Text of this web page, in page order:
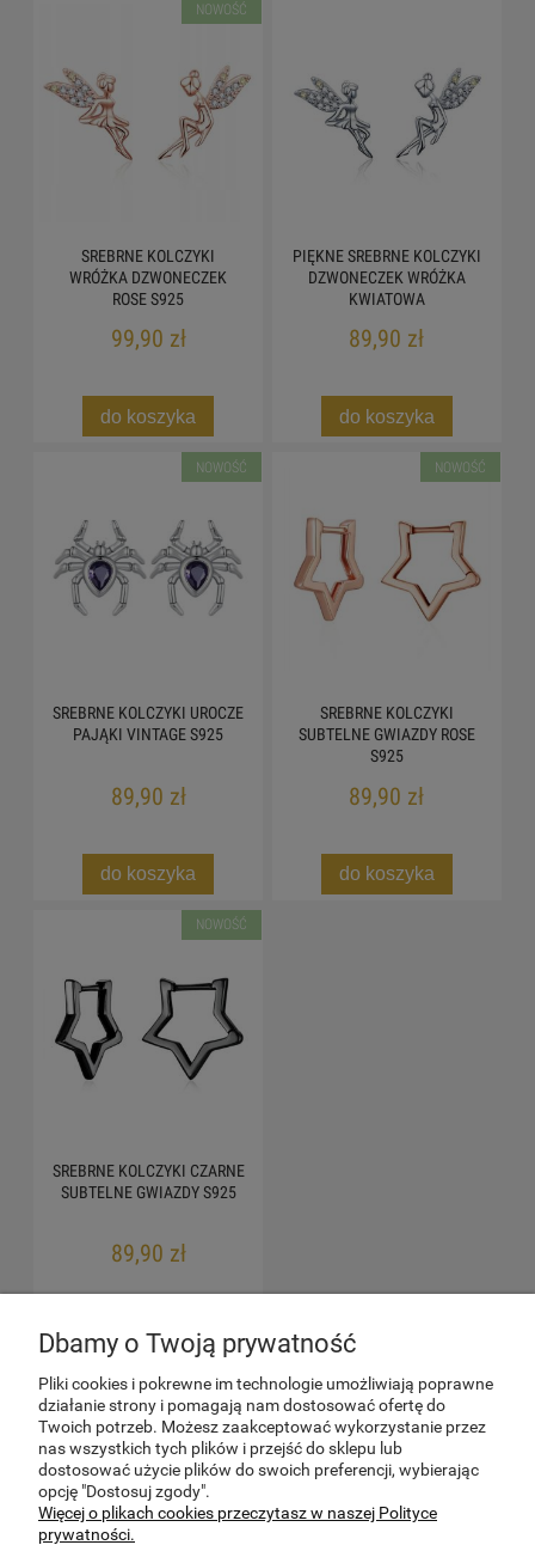
SREBRNE KOLCZYKI
WRÓŻKA DZWONECZEK
ROSE S925
99,90 zł
do koszyka
NOWOŚĆ
PIĘKNE SREBRNE KOLCZYKI
DZWONECZEK WRÓŻKA
KWIATOWA
89,90 zł
do koszyka
SREBRNE KOLCZYKI UROCZE
PAJĄKI VINTAGE S925
89,90 zł
do koszyka
NOWOŚĆ
SREBRNE KOLCZYKI
SUBTELNE GWIAZDY ROSE
S925
89,90 zł
do koszyka
NOWOŚĆ
SREBRNE KOLCZYKI CZARNE
SUBTELNE GWIAZDY S925
89,90 zł
do koszyka
NOWOŚĆ
« 1 2 3 4 5 »
POMOC
Dbamy o Twoją prywatność
Pliki cookies i pokrewne im technologie umożliwiają poprawne
działanie strony i pomagają nam dostosować ofertę do
Twoich potrzeb. Możesz zaakceptować wykorzystanie przez
nas wszystkich tych plików i przejść do sklepu lub
dostosować użycie plików do swoich preferencji, wybierając
opcję "Dostosuj zgody".
Więcej o plikach cookies przeczytasz w naszej Polityce
prywatności.